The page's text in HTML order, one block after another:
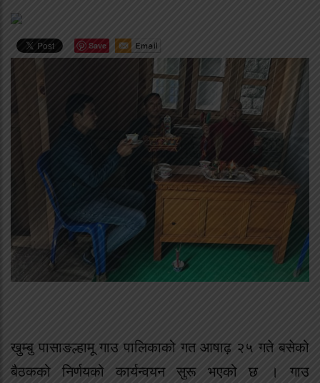
Save
खुम्बु पासाङल्हामू गाउ पालिकाको गत आषाढ़ २५ गते बसेको
बैठकको निर्णयको कार्यन्वयन सुरू भएको छ । गाउ